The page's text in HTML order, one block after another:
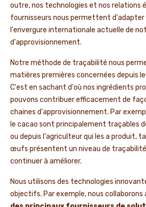
outre, nos technologies et nos relations
fournisseurs nous permettent
l'envergure internationale actuelle de
d'approvisionnement.
Notre méthode de traçabilité nous
matières premières concernées depuis
C'est en sachant d'où nos ingrédients
pouvons contribuer efficacement de
chaines d'approvisionnement. Par
le cacao sont principalement traçables
ou depuis l'agriculteur qui les a produit,
œufs présentent un niveau de traçabilité
continuer à améliorer.
Nous utilisons des technologies
objectifs. Par exemple, nous collaborons